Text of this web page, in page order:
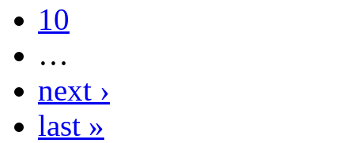
10
…
next ›
last »